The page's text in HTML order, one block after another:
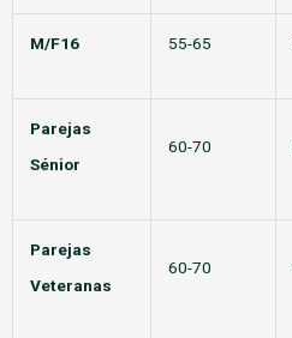
M/F16 55-65
Parejas
Sénior
60-70
Parejas
Veteranas
60-70